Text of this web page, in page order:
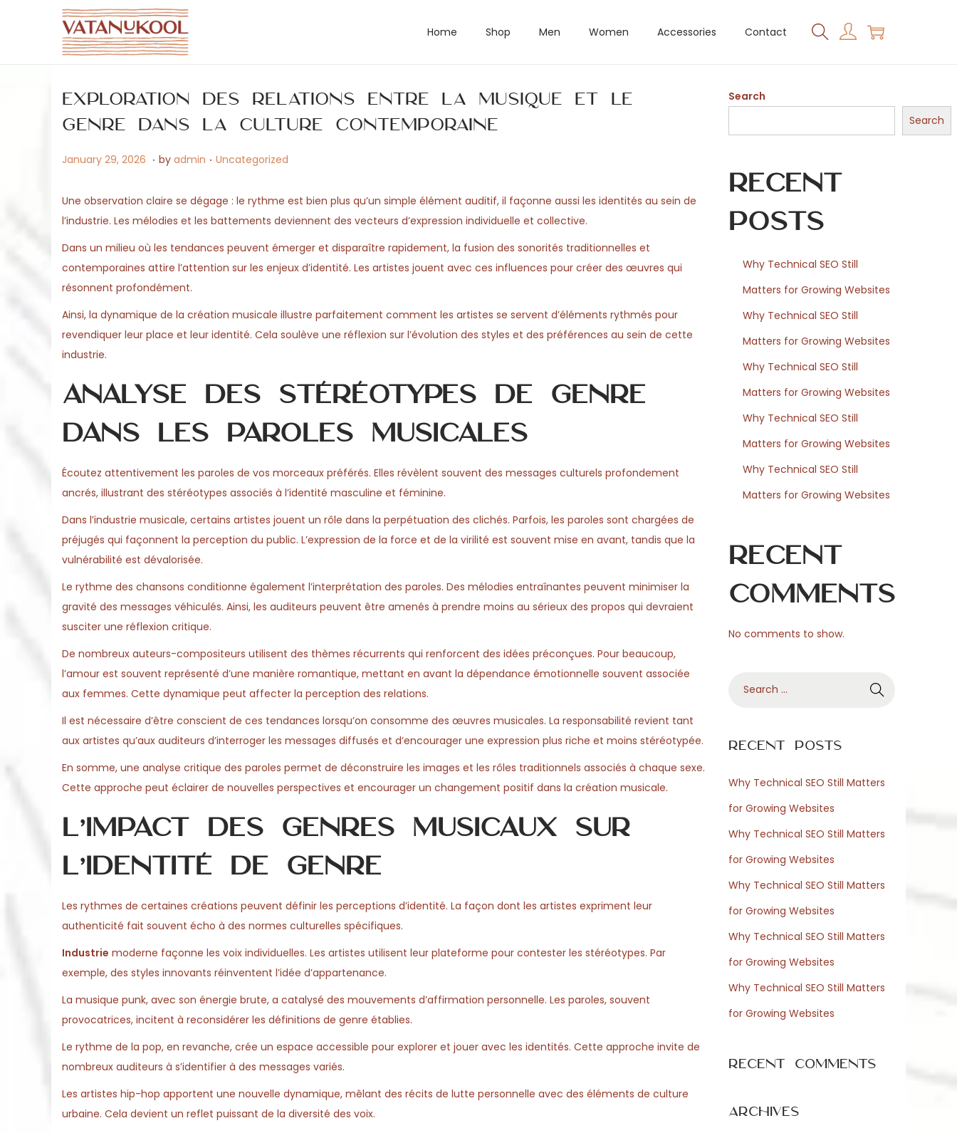
S
p
t
n
v
i
o
n
S
p
t
c
n
t
Home Shop Men Women Accessories Contact
Exploration des relations entre la musique et le
genre dans la culture contemporaine
P
s
t
January 29, 2026 M
y
1
2
6
. by admin . P
s
t
Uncategorized
Une observation claire se dégage : le rythme est bien plus qu’un simple élément auditif, il façonne aussi les identités au sein de
l’industrie. Les mélodies et les battements deviennent des vecteurs d’expression individuelle et collective.
Dans un milieu où les tendances peuvent émerger et disparaître rapidement, la fusion des sonorités traditionnelles et
contemporaines attire l’attention sur les enjeux d’identité. Les artistes jouent avec ces influences pour créer des œuvres qui
résonnent profondément.
Ainsi, la dynamique de la création musicale illustre parfaitement comment les artistes se servent d’éléments rythmés pour
revendiquer leur place et leur identité. Cela soulève une réflexion sur l’évolution des styles et des préférences au sein de cette
industrie.
Analyse des stéréotypes de genre
dans les paroles musicales
Écoutez attentivement les paroles de vos morceaux préférés. Elles révèlent souvent des messages culturels profondement
ancrés, illustrant des stéréotypes associés à l’identité masculine et féminine.
Dans l’industrie musicale, certains artistes jouent un rôle dans la perpétuation des clichés. Parfois, les paroles sont chargées de
préjugés qui façonnent la perception du public. L’expression de la force et de la virilité est souvent mise en avant, tandis que la
vulnérabilité est dévalorisée.
Le rythme des chansons conditionne également l’interprétation des paroles. Des mélodies entraînantes peuvent minimiser la
gravité des messages véhiculés. Ainsi, les auditeurs peuvent être amenés à prendre moins au sérieux des propos qui devraient
susciter une réflexion critique.
De nombreux auteurs-compositeurs utilisent des thèmes récurrents qui renforcent des idées préconçues. Pour beaucoup,
l’amour est souvent représenté d’une manière romantique, mettant en avant la dépendance émotionnelle souvent associée
aux femmes. Cette dynamique peut affecter la perception des relations.
Il est nécessaire d’être conscient de ces tendances lorsqu’on consomme des œuvres musicales. La responsabilité revient tant
aux artistes qu’aux auditeurs d’interroger les messages diffusés et d’encourager une expression plus riche et moins stéréotypée.
En somme, une analyse critique des paroles permet de déconstruire les images et les rôles traditionnels associés à chaque sexe.
Cette approche peut éclairer de nouvelles perspectives et encourager un changement positif dans la création musicale.
L’impact des genres musicaux sur
l’identité de genre
Les rythmes de certaines créations peuvent définir les perceptions d’identité. La façon dont les artistes expriment leur
authenticité fait souvent écho à des normes culturelles spécifiques.
Industrie moderne façonne les voix individuelles. Les artistes utilisent leur plateforme pour contester les stéréotypes. Par
exemple, des styles innovants réinventent l’idée d’appartenance.
La musique punk, avec son énergie brute, a catalysé des mouvements d’affirmation personnelle. Les paroles, souvent
provocatrices, incitent à reconsidérer les définitions de genre établies.
Le rythme de la pop, en revanche, crée un espace accessible pour explorer et jouer avec les identités. Cette approche invite de
nombreux auditeurs à s’identifier à des messages variés.
Les artistes hip-hop apportent une nouvelle dynamique, mêlant des récits de lutte personnelle avec des éléments de culture
urbaine. Cela devient un reflet puissant de la diversité des voix.
Search
Search
Recent
Posts
Why Technical SEO Still
Matters for Growing Websites
Why Technical SEO Still
Matters for Growing Websites
Why Technical SEO Still
Matters for Growing Websites
Why Technical SEO Still
Matters for Growing Websites
Why Technical SEO Still
Matters for Growing Websites
Recent
Comments
No comments to show.
r
h
f
r
:
Recent Posts
Why Technical SEO Still Matters
for Growing Websites
Why Technical SEO Still Matters
for Growing Websites
Why Technical SEO Still Matters
for Growing Websites
Why Technical SEO Still Matters
for Growing Websites
Why Technical SEO Still Matters
for Growing Websites
Recent Comments
Archives